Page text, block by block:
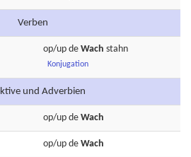
Verben
op/up de Wach stahn
Konjugation
und Adverbien
op/up de Wach
op/up de Wach